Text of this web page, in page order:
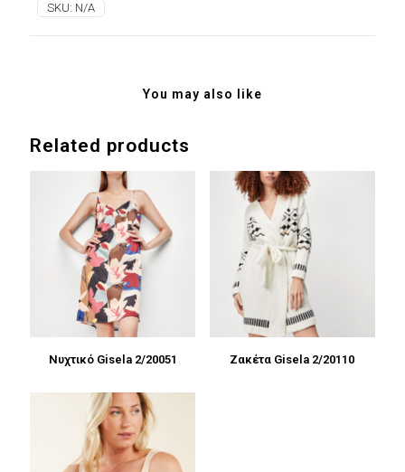
SKU: N/A
You may also like
Related products
Νυχτικό Gisela 2/20051 Ζακέτα Gisela 2/20110